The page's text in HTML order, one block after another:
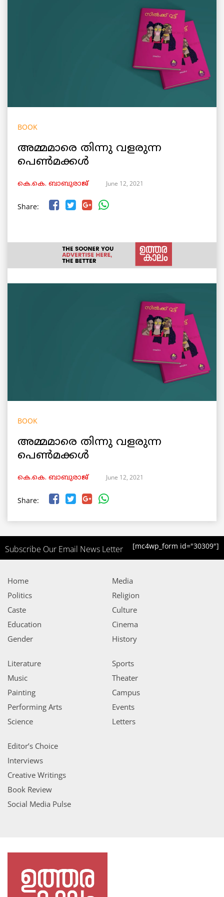
BOOK
അമ്മമാരെ തിന്നു വളരുന്ന
പെൺമക്കൾ
കെ.കെ. ബാബുരാജ്‌ June 12, 2021
Share:
BOOK
അമ്മമാരെ തിന്നു വളരുന്ന
പെൺമക്കൾ
കെ.കെ. ബാബുരാജ്‌ June 12, 2021
Share:
Subscribe Our Email News Letter [mc4wp_form id="30309"]
Home
Politics
Caste
Education
Gender
Media
Religion
Culture
Cinema
History
Literature
Music
Painting
Performing Arts
Science
Sports
Theater
Campus
Events
Letters
Editor’s Choice
Interviews
Creative Writings
Book Review
Social Media Pulse